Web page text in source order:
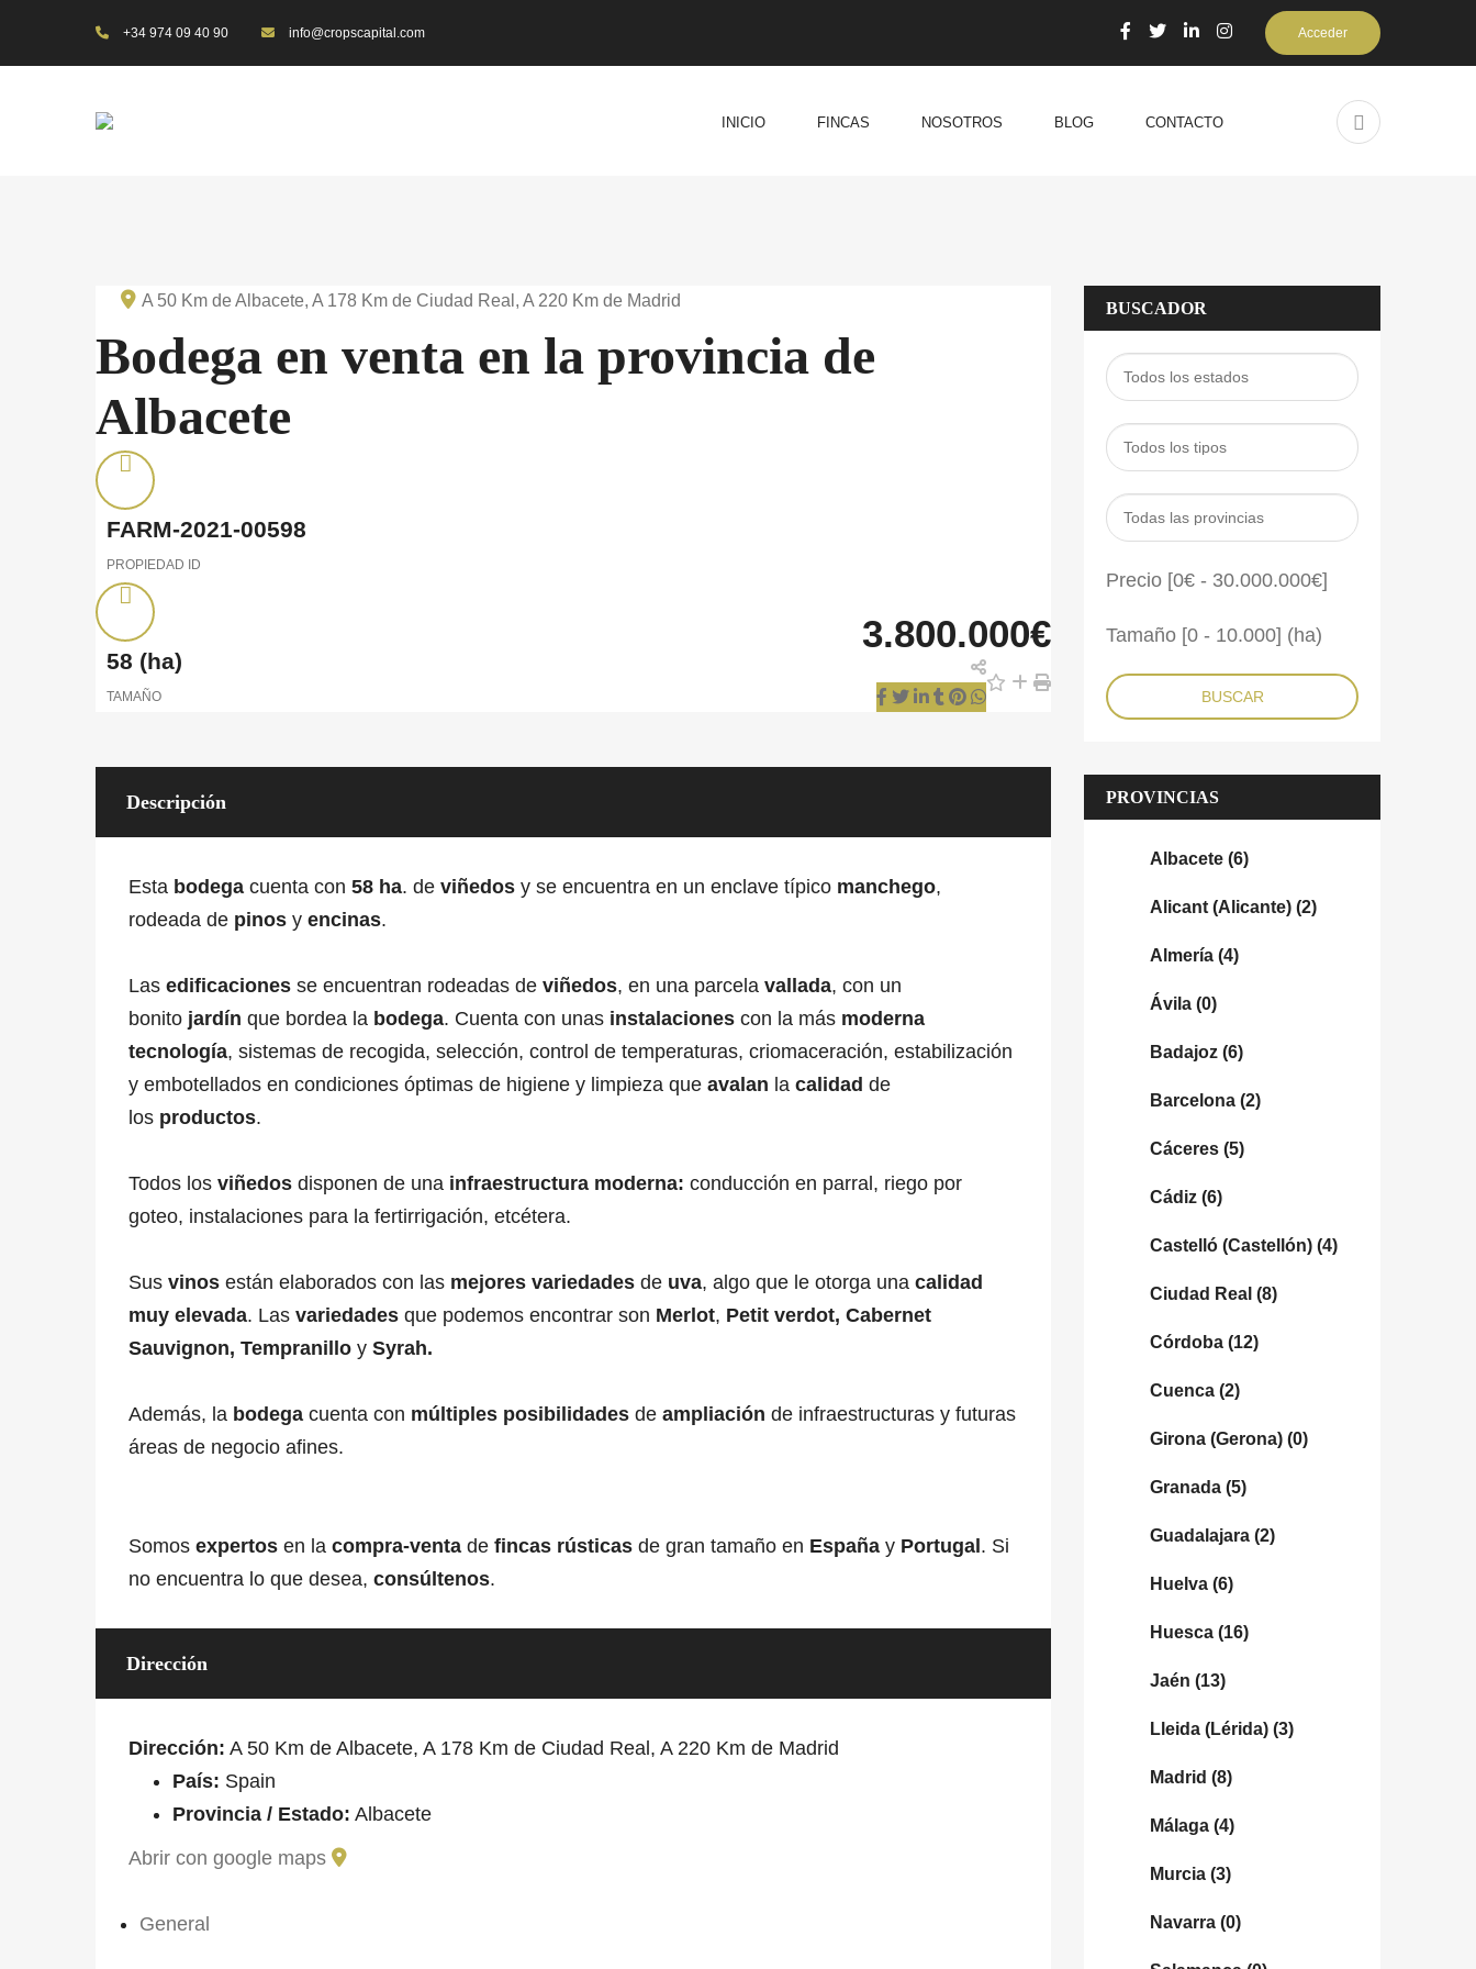
+34 974 09 40 90 info@cropscapital.com Acceder
INICIO FINCAS NOSOTROS BLOG CONTACTO
A 50 Km de Albacete, A 178 Km de Ciudad Real, A 220 Km de Madrid
Bodega en venta en la provincia de
Albacete
FARM-2021-00598
PROPIEDAD ID
58 (ha)
TAMAÑO
3.800.000€
Descripción
Esta bodega cuenta con 58 ha. de viñedos y se encuentra en un enclave típico manchego,
rodeada de pinos y encinas.
Las edificaciones se encuentran rodeadas de viñedos, en una parcela vallada, con un
bonito jardín que bordea la bodega. Cuenta con unas instalaciones con la más moderna
tecnología, sistemas de recogida, selección, control de temperaturas, criomaceración, estabilización
y embotellados en condiciones óptimas de higiene y limpieza que avalan la calidad de
los productos.
Todos los viñedos disponen de una infraestructura moderna: conducción en parral, riego por
goteo, instalaciones para la fertirrigación, etcétera.
Sus vinos están elaborados con las mejores variedades de uva, algo que le otorga una calidad
muy elevada. Las variedades que podemos encontrar son Merlot, Petit verdot, Cabernet
Sauvignon, Tempranillo y Syrah.
Además, la bodega cuenta con múltiples posibilidades de ampliación de infraestructuras y futuras
áreas de negocio afines.
Somos expertos en la compra-venta de fincas rústicas de gran tamaño en España y Portugal . Si
no encuentra lo que desea, consúltenos.
Dirección
Dirección: A 50 Km de Albacete, A 178 Km de Ciudad Real, A 220 Km de Madrid
País: Spain
Provincia / Estado: Albacete
Abrir con google maps
General
BUSCADOR
Precio [0€ - 30.000.000€]
Tamaño [0 - 10.000] (ha)
BUSCAR
PROVINCIAS
Albacete (6)
Alicant (Alicante) (2)
Almería (4)
Ávila (0)
Badajoz (6)
Barcelona (2)
Cáceres (5)
Cádiz (6)
Castelló (Castellón) (4)
Ciudad Real (8)
Córdoba (12)
Cuenca (2)
Girona (Gerona) (0)
Granada (5)
Guadalajara (2)
Huelva (6)
Huesca (16)
Jaén (13)
Lleida (Lérida) (3)
Madrid (8)
Málaga (4)
Murcia (3)
Navarra (0)